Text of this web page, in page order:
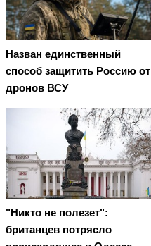
Назван единственный
способ защитить Россию от
дронов ВСУ
"Никто не полезет":
британцев потрясло